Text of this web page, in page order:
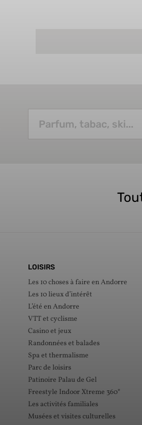
LOISIRS
Les 10 choses à faire en Andorre
Les 10 lieux d’intérêt
L’été en Andorre
VTT et cyclisme
Casino et jeux
Randonnées et balades
Spa et thermalisme
Parc de loisirs
Patinoire Palau de Gel
Freestyle Indoor Xtreme 360°
Les activités familiales
Musées et visites culturelles